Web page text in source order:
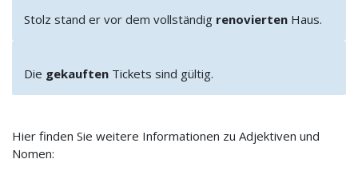
Stolz stand er vor dem vollständig renovierten Haus.
Die gekauften Tickets sind gültig.
Hier finden Sie weitere Informationen zu Adjektiven und
Nomen: